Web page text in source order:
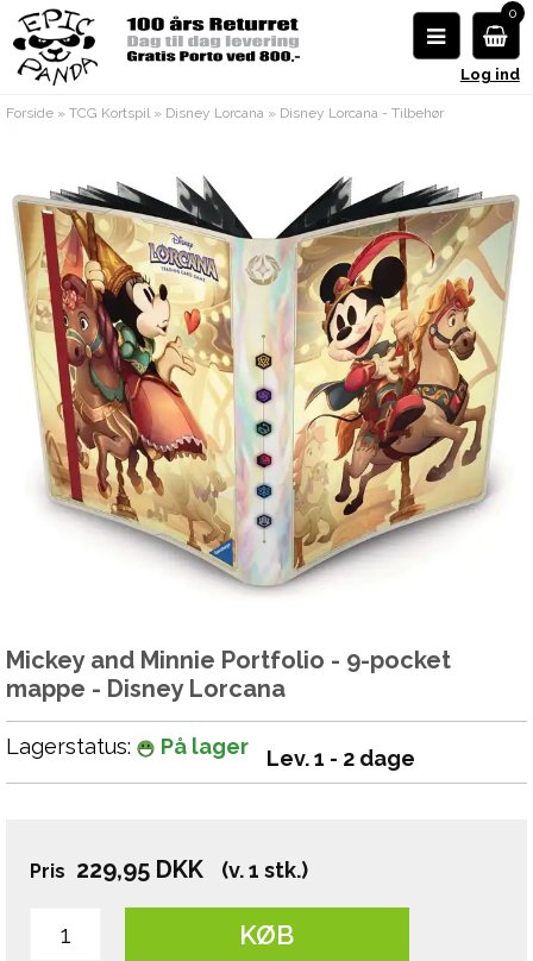
0
Log ind
Forside » TCG Kortspil» Disney Lorcana » Disney Lorcana - Tilbehør
Mickey and Minnie Portfolio - 9-pocket
mappe - Disney Lorcana
Lagerstatus: På lager Lev. 1 - 2 dage
Pris 229,95 DKK (v. 1 stk.)
KØB